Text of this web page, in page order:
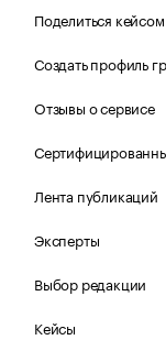
Поделиться кейсом
Создать профиль
Отзывы о сервисе
Лента публикаций
Эксперты
Выбор редакции
Кейсы